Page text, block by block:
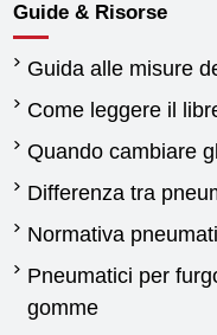
Guide & Risorse
Guida alle misure
Come leggere il
Quando cambiare
Differenza tra
Normativa
Pneumatici per
gomme